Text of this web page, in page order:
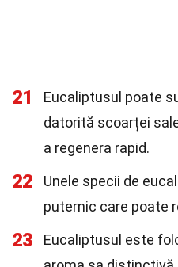
21
Eucaliptusul poate
datorită scoarței
a regenera rapid.
22
Unele specii de
puternic care poate
23
Eucaliptusul este